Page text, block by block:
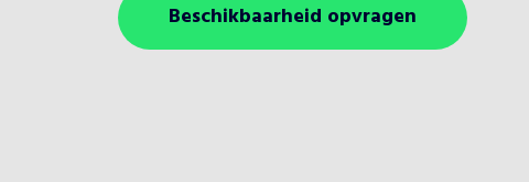
Beschikbaarheid opvragen